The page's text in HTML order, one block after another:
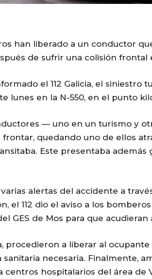
han liberado a un conductor
de sufrir una colisión frontal
el 112 Galicia, el siniestro
lunes en la N-550, en el punto
— uno en un turismo y
frontar, quedando uno de ellos
Este presentaba además
alertas del accidente a
el 112 dio el aviso a los
GES de Mos para que acudieran
procedieron a liberar al
sanitaria necesaria. Finalmente,
centros hospitalarios del área de